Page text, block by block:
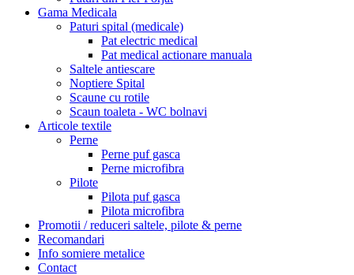
Gama Medicala
Paturi spital (medicale)
Pat electric medical
Pat medical actionare manuala
Saltele antiescare
Noptiere Spital
Scaune cu rotile
Scaun toaleta - WC bolnavi
Articole textile
Perne
Perne puf gasca
Perne microfibra
Pilote
Pilota puf gasca
Pilota microfibra
Promotii / reduceri saltele, pilote & perne
Recomandari
Info somiere metalice
Contact